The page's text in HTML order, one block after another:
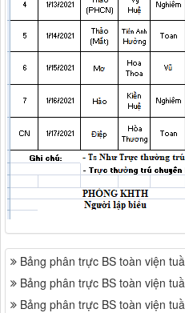
Bảng phân trực BS toàn viện
Bảng phân trực BS toàn viện
Bảng phân trực BS toàn viện